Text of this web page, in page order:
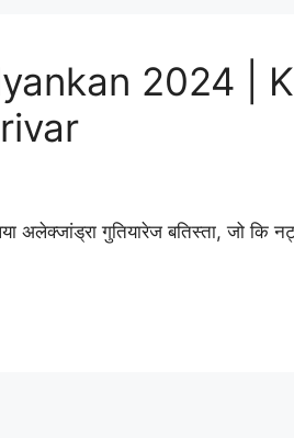
2024 |
गुतियारेज बतिस्ता, जो कि